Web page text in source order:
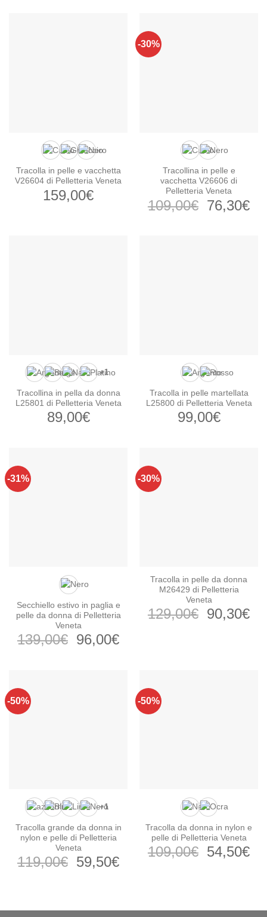
Tracolla in pelle e vacchetta
V26604 di Pelletteria Veneta
159,00€
-30%
Tracollina in pelle e
vacchetta V26606 di
Pelletteria Veneta
109,00€ Il
76,30€Il
+1
Tracollina in pella da donna
L25801 di Pelletteria Veneta
89,00€
Tracolla in pelle martellata
L25800 di Pelletteria Veneta
99,00€
-31%
Secchiello estivo in paglia e
pelle da donna di Pelletteria
Veneta
139,00€ Il
96,00€Il
96,00€.
-30%
Tracolla in pelle da donna
M26429 di Pelletteria
Veneta
129,00€ Il
90,30€Il
-50%
+1
Tracolla grande da donna in
nylon e pelle di Pelletteria
Veneta
119,00€ Il
59,50€Il
-50%
Tracolla da donna in nylon e
pelle di Pelletteria Veneta
109,00€ Il
109,00€.
54,50€Il